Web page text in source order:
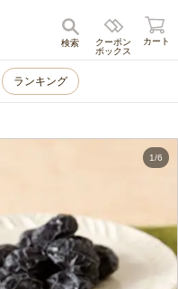
キャンセル
クーポン
ボックス
検索 カート
ランキング
1/6